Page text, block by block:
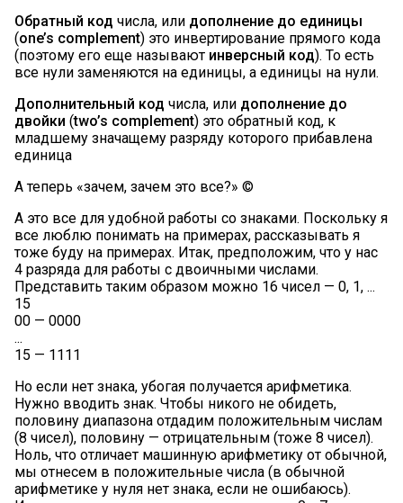
Обратный код числа, или дополнение до единицы
(one’s complement) это инвертирование прямого кода
(поэтому его еще называют инверсный код). То есть
все нули заменяются на единицы, а единицы на нули.
Дополнительный код числа, или дополнение до
двойки (two’s complement) это обратный код, к
младшему значащему разряду которого прибавлена
единица
А теперь «зачем, зачем это все?» ©
А это все для удобной работы со знаками. Поскольку я
все люблю понимать на примерах, рассказывать я
тоже буду на примерах. Итак, предположим, что у нас
4 разряда для работы с двоичными числами.
Представить таким образом можно 16 чисел — 0, 1, ...
15
00 — 0000
...
15 — 1111
Но если нет знака, убогая получается арифметика.
Нужно вводить знак. Чтобы никого не обидеть,
половину диапазона отдадим положительным числам
(8 чисел), половину — отрицательным (тоже 8 чисел).
Ноль, что отличает машинную арифметику от обычной,
мы отнесем в положительные числа (в обычной
арифметике у нуля нет знака, если не ошибаюсь).